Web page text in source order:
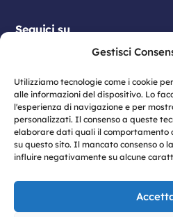
Gestisci
Utilizziamo tecnologie come i cookie
alle informazioni del dispositivo. Lo
l'esperienza di navigazione e per
personalizzati. Il consenso a queste
elaborare dati quali il comportamento
su questo sito. Il mancato consenso o
influire negativamente su alcune
Seguici su
© 2026 Vulcano S.p.A |
Antonio Gramsci n. 23 –